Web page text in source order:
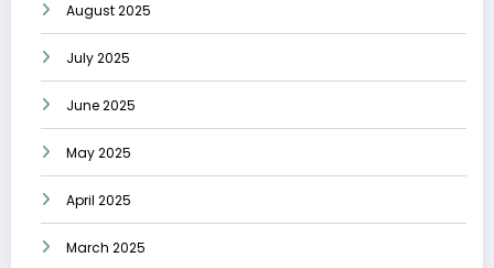
August 2025
July 2025
June 2025
May 2025
April 2025
March 2025